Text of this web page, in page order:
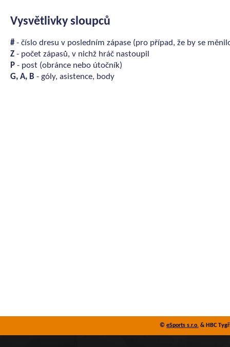
Vysvětlivky sloupců
#- číslo dresu v posledním zápase (pro případ, že by se
Z - počet zápasů, v nichž hráč nastoupil
P - post (obránce nebo útočník)
G, A, B - góly, asistence, body
© eSports s.r.o. & HBC